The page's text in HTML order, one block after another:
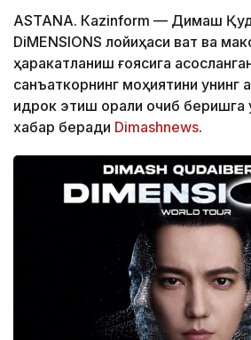
ASTANА. Кazinform — Димаш
DiMENSIONS лойиҳаси вақт ва
ҳаракатланиш ғоясига
санъаткорнинг моҳиятини унинг
идрок этиш орқали очиб
хабар беради Dimashnews.